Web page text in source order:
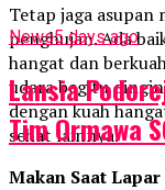
Tetap jaga asupan
penghujan. Ada
hangat dan
udara begitu
dengan kuah
sehat lainnya.
Makan Saat Lapar
News5 days ago
Lansia
Tim Ormawa